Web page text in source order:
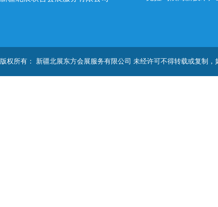
版权所有： 新疆北展东方会展服务有限公司 未经许可不得转载或复制